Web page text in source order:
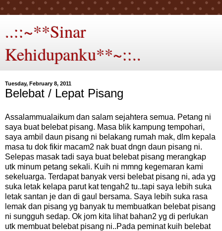
..::~**Sinar
Kehidupanku**~::..
Tuesday, February 8, 2011
Belebat / Lepat Pisang
Assalammualaikum dan salam sejahtera semua. Petang ni
saya buat belebat pisang. Masa blik kampung tempohari,
saya ambil daun pisang ni belakang rumah mak, dlm kepala
masa tu dok fikir macam2 nak buat dngn daun pisang ni.
Selepas masak tadi saya buat belebat pisang merangkap
utk minum petang sekali. Kuih ni mmng kegemaran kami
sekeluarga. Terdapat banyak versi belebat pisang ni, ada yg
suka letak kelapa parut kat tengah2 tu..tapi saya lebih suka
letak santan je dan di gaul bersama. Saya lebih suka rasa
lemak dan pisang yg banyak tu membuatkan belebat pisang
ni sungguh sedap. Ok jom kita lihat bahan2 yg di perlukan
utk membuat belebat pisang ni..Pada peminat kuih belebat